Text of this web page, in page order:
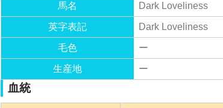
馬名 Dark Loveliness
英字表記 Dark Loveliness
毛色 ー
生産地 ー
血統